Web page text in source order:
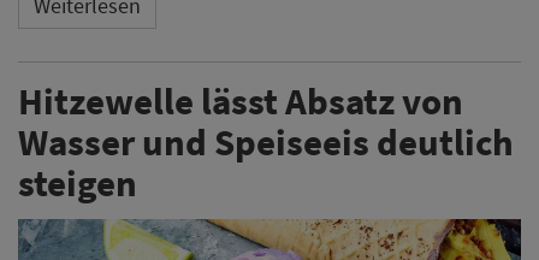
Hitzewelle lässt Absatz von
Wasser und Speiseeis deutlich
steigen